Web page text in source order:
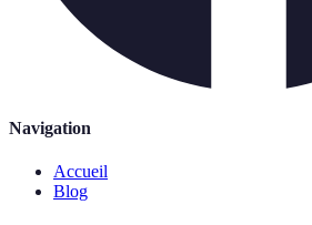
Navigation
Accueil
Blog